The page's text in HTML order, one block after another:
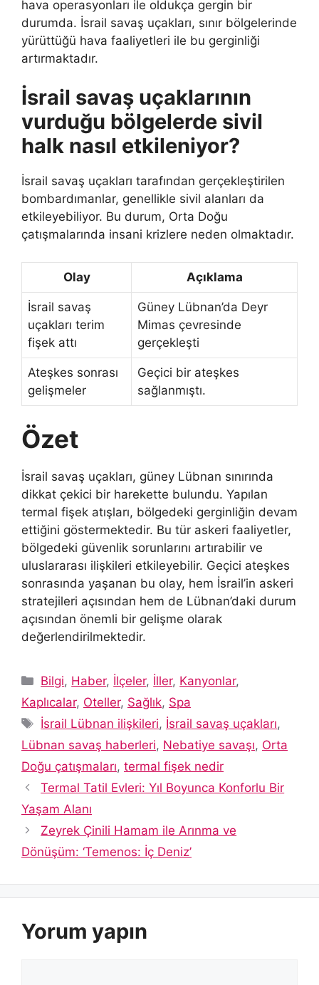
hava operasyonları ile oldukça gergin bir
durumda. İsrail savaş uçakları, sınır bölgelerinde
yürüttüğü hava faaliyetleri ile bu gerginliği
artırmaktadır.
İsrail savaş uçaklarının
vurduğu bölgelerde sivil
halk nasıl etkileniyor?
İsrail savaş uçakları tarafından gerçekleştirilen
bombardımanlar, genellikle sivil alanları da
etkileyebiliyor. Bu durum, Orta Doğu
çatışmalarında insani krizlere neden olmaktadır.
Olay Açıklama
İsrail savaş
uçakları terim
fişek attı
Güney Lübnan’da Deyr
Mimas çevresinde
gerçekleşti
Ateşkes sonrası
gelişmeler
Geçici bir ateşkes
sağlanmıştı.
Özet
İsrail savaş uçakları, güney Lübnan sınırında
dikkat çekici bir harekette bulundu. Yapılan
termal fişek atışları, bölgedeki gerginliğin devam
ettiğini göstermektedir. Bu tür askeri faaliyetler,
bölgedeki güvenlik sorunlarını artırabilir ve
uluslararası ilişkileri etkileyebilir. Geçici ateşkes
sonrasında yaşanan bu olay, hem İsrail’in askeri
stratejileri açısından hem de Lübnan’daki durum
açısından önemli bir gelişme olarak
değerlendirilmektedir.
Kategoriler
Bilgi, Haber, İlçeler, İller, Kanyonlar,
Kaplıcalar, Oteller, Sağlık, Spa
Etiketler
İsrail Lübnan ilişkileri, İsrail savaş uçakları,
Lübnan savaş haberleri, Nebatiye savaşı, Orta
Doğu çatışmaları, termal fişek nedir
Termal Tatil Evleri: Yıl Boyunca Konforlu Bir
Yaşam Alanı
Zeyrek Çinili Hamam ile Arınma ve
Dönüşüm: ‘Temenos: İç Deniz’
Yorum yapın